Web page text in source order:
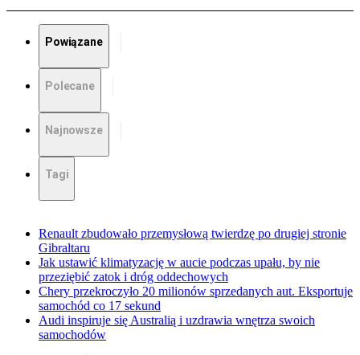
Powiązane
Polecane
Najnowsze
Tagi
Renault zbudowało przemysłową twierdzę po drugiej stronie
Gibraltaru
Jak ustawić klimatyzację w aucie podczas upału, by nie
przeziębić zatok i dróg oddechowych
Chery przekroczyło 20 milionów sprzedanych aut. Eksportuje
samochód co 17 sekund
Audi inspiruje się Australią i uzdrawia wnętrza swoich
samochodów